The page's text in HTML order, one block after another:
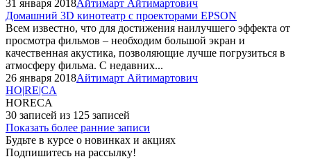
31 января 2018Айтимарт Айтимартович
Домашний 3D кинотеатр с проекторами EPSON
Всем известно, что для достижения наилучшего эффекта от
просмотра фильмов – необходим большой экран и
качественная акустика, позволяющие лучше погрузиться в
атмосферу фильма. С недавних...
26 января 2018Айтимарт Айтимартович
HO|RE|CA
HORECA
30 записей из 125 записей
Показать более ранние записи
Будьте в курсе о новинках и акциях
Подпишитесь на рассылкy!